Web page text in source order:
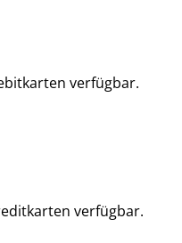
verfügbar.
verfügbar.